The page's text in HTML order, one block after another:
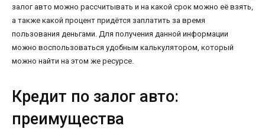
залог авто можно рассчитывать и на какой срок можно её взять,
а также какой процент придётся заплатить за время
пользования деньгами. Для получения данной информации
можно воспользоваться удобным калькулятором, который
можно найти на этом же ресурсе.
Кредит по залог авто:
преимущества